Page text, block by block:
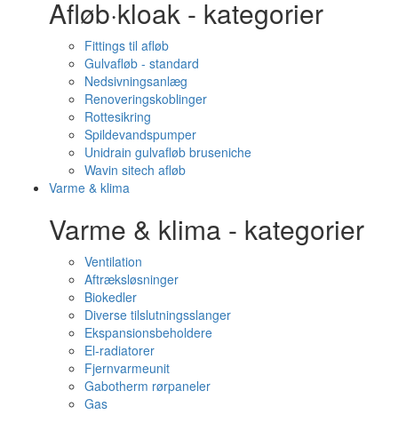
Afløb·kloak - kategorier
Fittings til afløb
Gulvafløb - standard
Nedsivningsanlæg
Renoveringskoblinger
Rottesikring
Spildevandspumper
Unidrain gulvafløb bruseniche
Wavin sitech afløb
Varme & klima
Varme & klima - kategorier
Ventilation
Aftræksløsninger
Biokedler
Diverse tilslutningsslanger
Ekspansionsbeholdere
El-radiatorer
Fjernvarmeunit
Gabotherm rørpaneler
Gas